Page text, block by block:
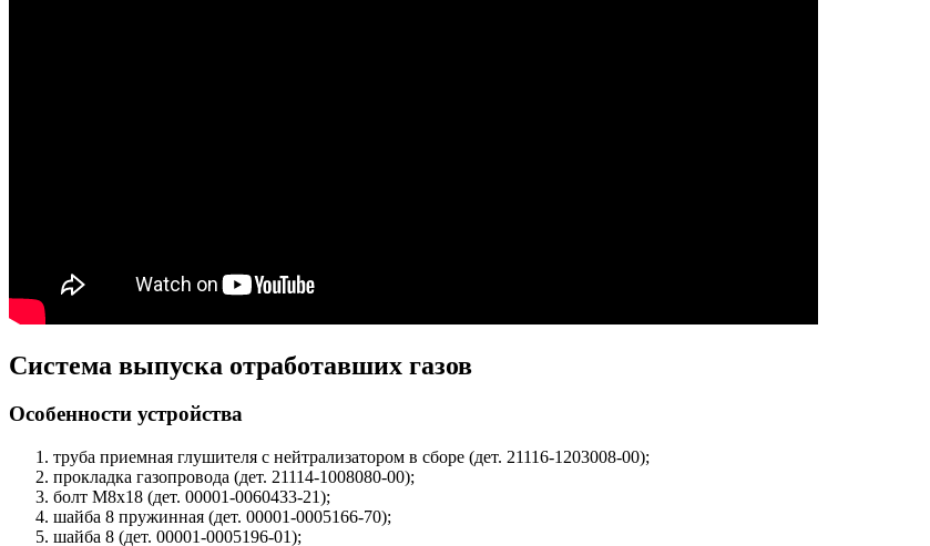
Система выпуска отработавших газов
Особенности устройства
труба приемная глушителя с нейтрализатором в сборе (дет. 21116-1203008-00);
прокладка газопровода (дет. 21114-1008080-00);
болт М8х18 (дет. 00001-0060433-21);
шайба 8 пружинная (дет. 00001-0005166-70);
шайба 8 (дет. 00001-0005196-01);